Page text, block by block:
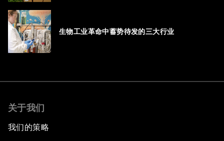
生物工业革命中蓄势待发的三大行业
关于我们
我们的策略